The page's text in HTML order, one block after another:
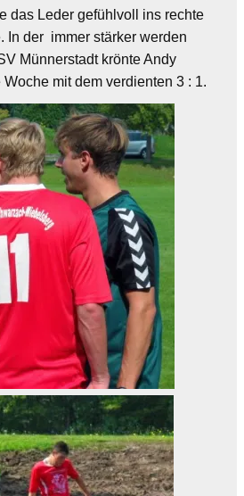
das Leder gefühlvoll ins rechte
In der immer stärker werden
Münnerstadt krönte Andy
mit dem verdienten 3 : 1.